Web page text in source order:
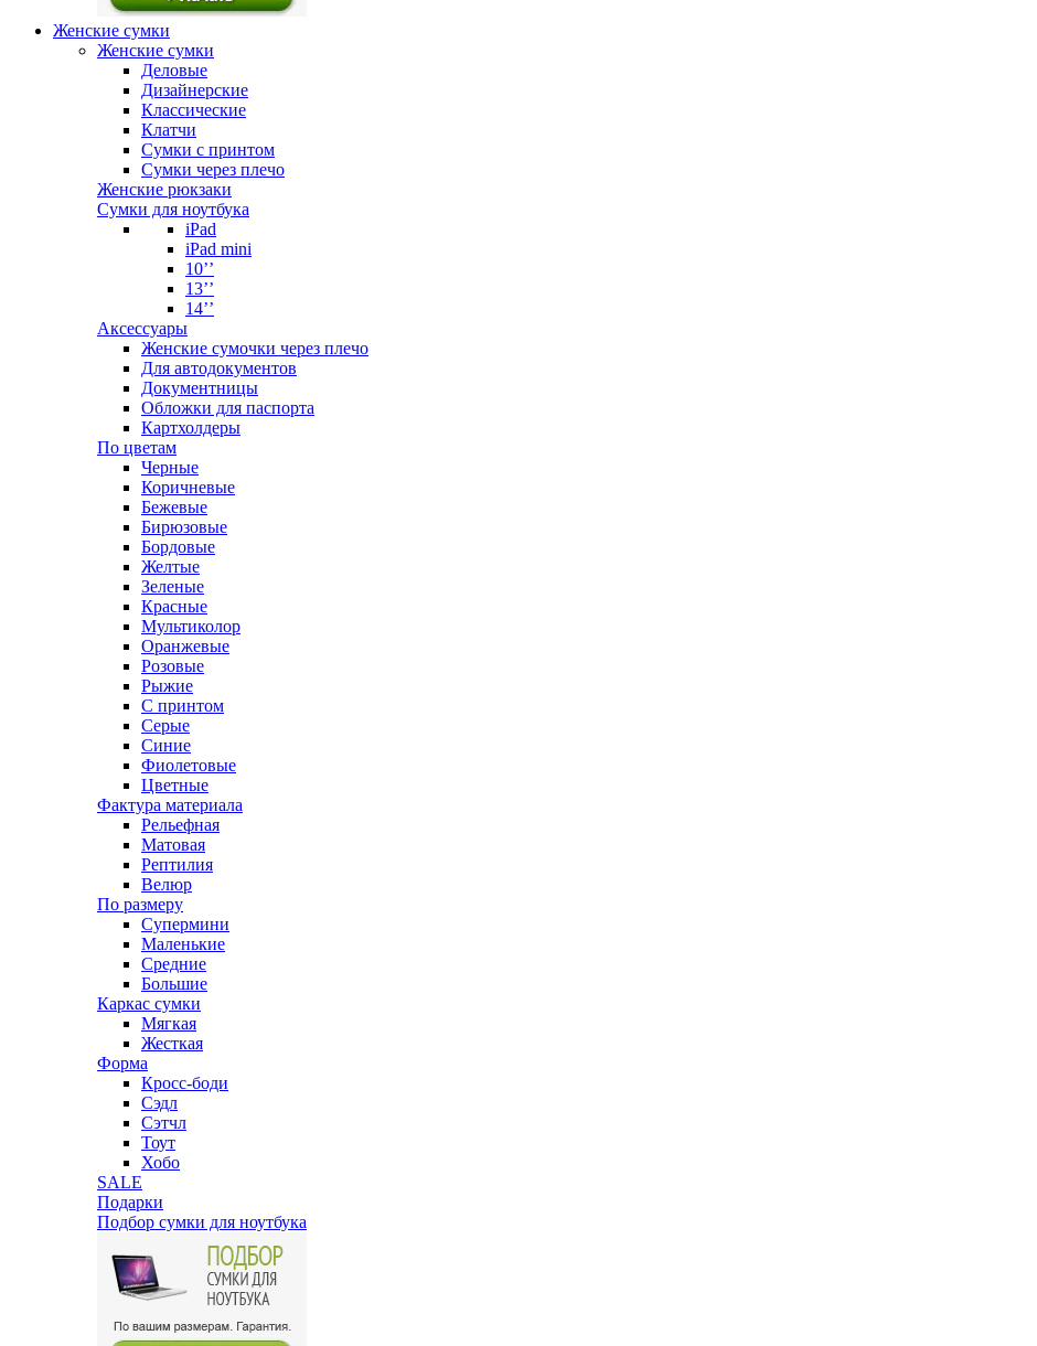
Женские сумки
Женские сумки
Деловые
Дизайнерские
Классические
Клатчи
Сумки с принтом
Сумки через плечо
Женские рюкзаки
Сумки для ноутбука
iPad
iPad mini
10’’
13’’
14’’
Аксессуары
Женские сумочки через плечо
Для автодокументов
Документницы
Обложки для паспорта
Картхолдеры
По цветам
Черные
Коричневые
Бежевые
Бирюзовые
Бордовые
Желтые
Зеленые
Красные
Мультиколор
Оранжевые
Розовые
Рыжие
С принтом
Серые
Синие
Фиолетовые
Цветные
Фактура материала
Рельефная
Матовая
Рептилия
Велюр
По размеру
Супермини
Маленькие
Средние
Большие
Каркас сумки
Мягкая
Жесткая
Форма
Кросс-боди
Сэдл
Сэтчл
Тоут
Хобо
SALE
Подарки
Подбор сумки для ноутбука